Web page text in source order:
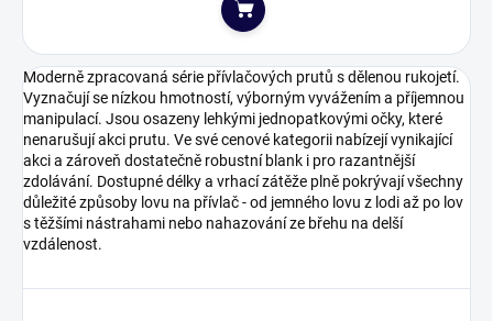
Do košíku
Moderně zpracovaná série přívlačových prutů s dělenou rukojetí.
Vyznačují se nízkou hmotností, výborným vyvážením a příjemnou
manipulací. Jsou osazeny lehkými jednopatkovými očky, které
nenarušují akci prutu. Ve své cenové kategorii nabízejí vynikající
akci a zároveň dostatečně robustní blank i pro razantnější
zdolávání. Dostupné délky a vrhací zátěže plně pokrývají všechny
důležité způsoby lovu na přívlač - od jemného lovu z lodi až po lov
s těžšími nástrahami nebo nahazování ze břehu na delší
vzdálenost.